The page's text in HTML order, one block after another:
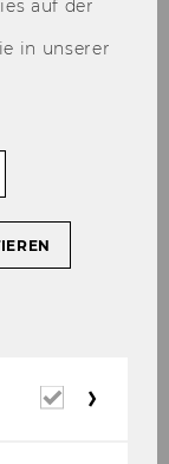
die Fächer
und
LL.M.
gemäß III.
1 der
Wien
auf der
in unserer